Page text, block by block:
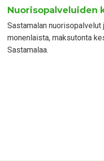
Nuorisopalveluiden
Sastamalan
monenlaista, maksutonta
Sastamalaa.